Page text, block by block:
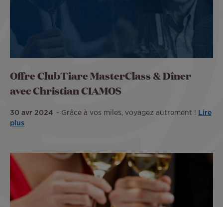
Offre ClubTiare MasterClass & Dîner
avec Christian CIAMOS
30 avr 2024 Grâce à vos miles, voyagez autrement !
Lire
plus